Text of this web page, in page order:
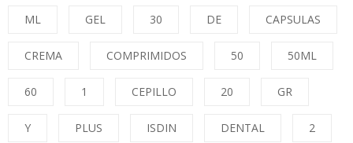
ML GEL 30 DE CAPSULAS
CREMA COMPRIMIDOS 50 50ML
60 1 CEPILLO 20 GR
Y PLUS ISDIN DENTAL 2